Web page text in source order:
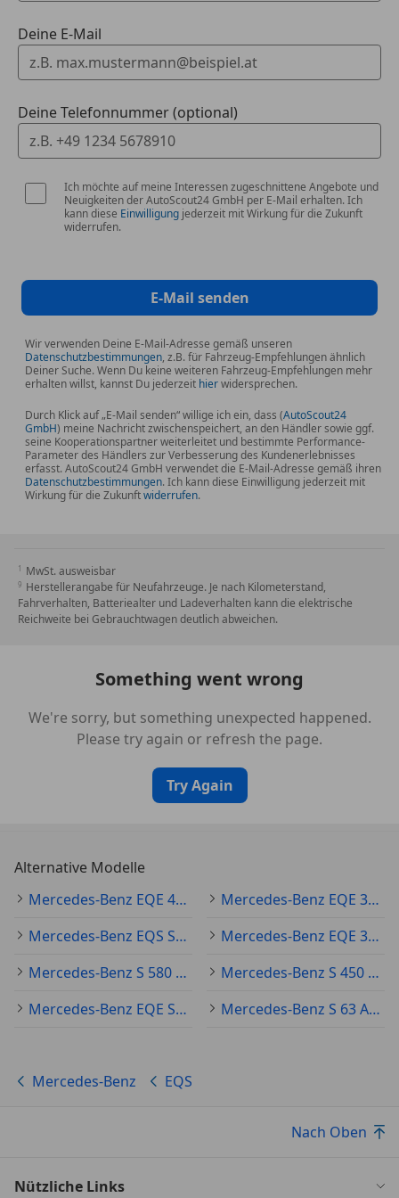
290 Windowbags
294 Kneebag
581 Klimatisierungsautomatik THERMOTRONIC
P53 ENERGIZING AIR CONTROL Plus
7U2 Komfortsitze
902 Sitzheizung Plus für Fahrer und Beifahrer
LICHT & SICHT
318 DIGITAL LIGHT
475 Reifendruckkontrolle
R01 Sommerreifen
R06 Geräuschoptimierter Reifen mit
Schaumabsorber
TECHNIK & SICHERHEIT
871 HANDS-FREE ACCESS
875 Scheibenwaschanlage beheizt
U01 Fondgurt-Statusanzeige im Instrumenten-
Display
U10 Automatische Beifahrerairbag-Abschaltung
Premium
B53 Akustischer Umfeldschutz
551 Einbruch- und Diebstahlwarnanlage mit
299 PRE-SAFE System
EXTERIEUR
890 EASY-PACK Heckklappe
PYF AMG Line Exterieur
P31 AMG Line Exterieur
500 Aussenspiegel elektrisch anklappbar
998 Steuercode Umstellung WLTP mit RDE
63B Fahrzeugsteckdose
802 Technische Änderungen
B51 TIREFIT
16P Markteinführungs-Fahrzeug
Verbundsicherheitsglas mit Wärme- und
Deine E-Mail
Deine Telefonnummer (optional)
Ich möchte auf meine Interessen zugeschnittene Angebote und
Neuigkeiten der AutoScout24 GmbH per E-Mail erhalten. Ich
kann diese Einwilligung jederzeit mit Wirkung für die Zukunft
widerrufen.
E-Mail senden
Wir verwenden Deine E-Mail-Adresse gemäß unseren
Datenschutzbestimmungen, z.B. für Fahrzeug-Empfehlungen ähnlich
Deiner Suche. Wenn Du keine weiteren Fahrzeug-Empfehlungen mehr
erhalten willst, kannst Du jederzeit hierwidersprechen.
Durch Klick auf „E-Mail senden“ willige ich ein, dass (AutoScout24
GmbH) meine Nachricht zwischenspeichert, an den Händler sowie ggf.
seine Kooperationspartner weiterleitet und bestimmte Performance-
Parameter des Händlers zur Verbesserung des Kundenerlebnisses
erfasst. AutoScout24 GmbH verwendet die E-Mail-Adresse gemäß ihren
Datenschutzbestimmungen. Ich kann diese Einwilligung jederzeit mit
Wirkung für die Zukunftwiderrufen.
MwSt. ausweisbar
Herstellerangabe für Neufahrzeuge. Je nach Kilometerstand,
Fahrverhalten, Batteriealter und Ladeverhalten kann die elektrische
Reichweite bei Gebrauchtwagen deutlich abweichen.
Something went wrong
We're sorry, but something unexpected happened.
Please try again or refresh the page.
Try Again
Alternative Modelle
Mercedes-Benz EQE 43 Gebraucht
Mercedes-Benz EQE 350 Gebraucht
Mercedes-Benz EQS SUV Gebraucht
Mercedes-Benz EQE 300 Gebraucht
Mercedes-Benz S 580 Gebraucht
Mercedes-Benz S 450 Gebraucht
Mercedes-Benz EQE SUV Gebraucht
Mercedes-Benz S 63 AMG Gebraucht
Mercedes-Benz EQS
Nach Oben
Nützliche Links